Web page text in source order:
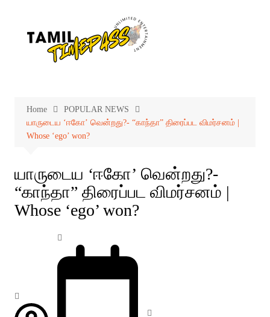
Home
POPULAR NEWS
யாருடைய ‘ஈகோ’ வென்றது?- “காந்தா” திரைப்பட விமர்சனம் |
Whose ‘ego’ won?
யாருடைய ‘ஈகோ’ வென்றது?-
“காந்தா” திரைப்பட விமர்சனம் |
Whose ‘ego’ won?